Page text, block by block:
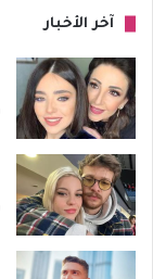
آخر الأخبار